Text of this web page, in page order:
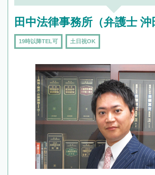
田中法律事務所（弁護士 沖
19時以降TEL可 土日祝OK